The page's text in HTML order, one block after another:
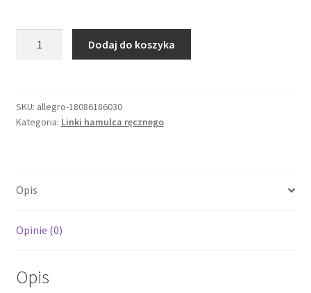
POMPA
PALIWA
1090
'18,
Dodaj do koszyka
SKU: allegro-18086186030
Kategoria: Linki hamulca ręcznego
Opis
Opinie (0)
Opis